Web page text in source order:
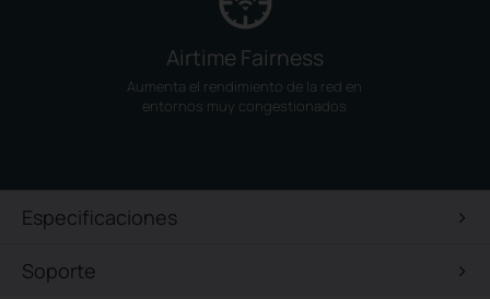
Airtime Fairness
Aumenta el rendimiento de la red en
entornos muy congestionados
Especificaciones
Soporte